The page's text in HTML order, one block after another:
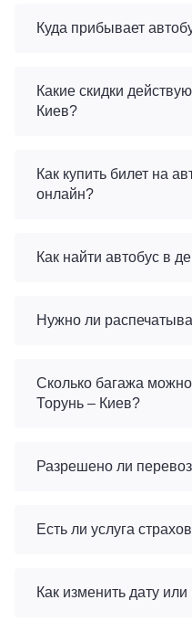
Куда прибывает
Какие скидки
Киев?
Как купить билет на
онлайн?
Как найти автобус в
Нужно ли
Сколько багажа
Торунь – Киев?
Разрешено ли
Есть ли услуга
Как изменить дату